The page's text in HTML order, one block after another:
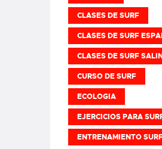
CLASES DE SURF
CLASES DE SURF
CLASES DE SURF
CURSO DE SURF
ECOLOGIA
EJERCICIOS PARA
ENTRENAMIENTO